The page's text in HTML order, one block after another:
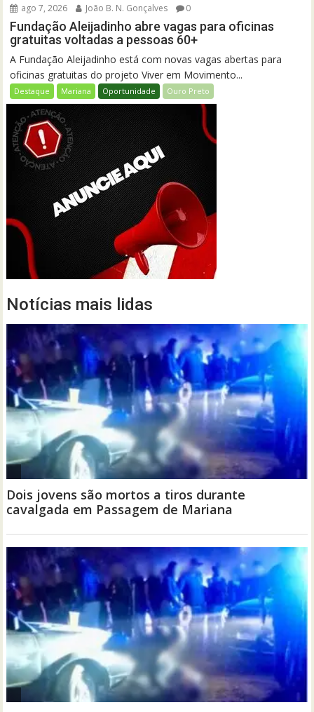
ago 7, 2026 João B. N. Gonçalves 0
Fundação Aleijadinho abre vagas para oficinas
gratuitas voltadas a pessoas 60+
A Fundação Aleijadinho está com novas vagas abertas para
oficinas gratuitas do projeto Viver em Movimento...
Destaque Mariana Oportunidade Ouro Preto
Notícias mais lidas